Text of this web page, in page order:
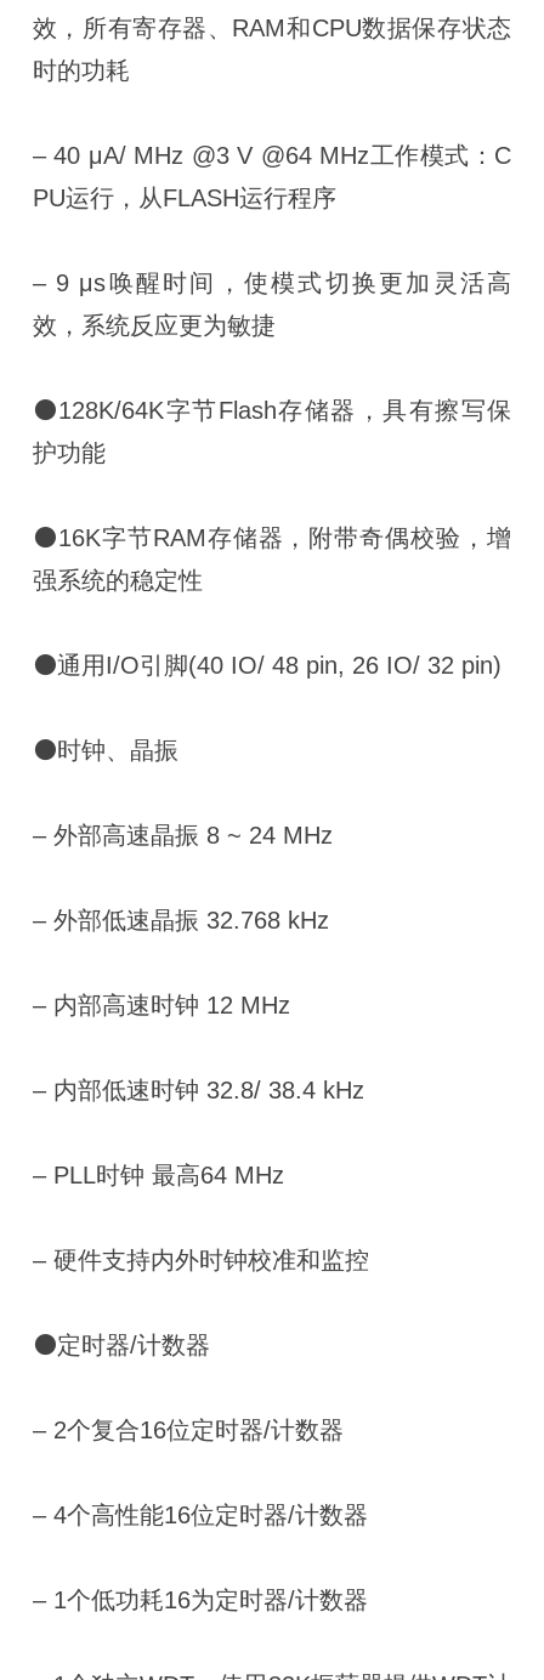
效，所有寄存器、RAM和CPU数据保存状态
时的功耗
‒ 40 μA/ MHz @3 V @64 MHz工作模式：C
PU运行，从FLASH运行程序
‒ 9 μs唤醒时间，使模式切换更加灵活高
效，系统反应更为敏捷
⚫128K/64K字节Flash存储器，具有擦写保
护功能
⚫16K字节RAM存储器，附带奇偶校验，增
强系统的稳定性
⚫通用I/O引脚(40 IO/ 48 pin, 26 IO/ 32 pin)
⚫时钟、晶振
‒ 外部高速晶振 8 ~ 24 MHz
‒ 外部低速晶振 32.768 kHz
‒ 内部高速时钟 12 MHz
‒ 内部低速时钟 32.8/ 38.4 kHz
‒ PLL时钟 最高64 MHz
‒ 硬件支持内外时钟校准和监控
⚫定时器/计数器
‒ 2个复合16位定时器/计数器
‒ 4个高性能16位定时器/计数器
‒ 1个低功耗16为定时器/计数器